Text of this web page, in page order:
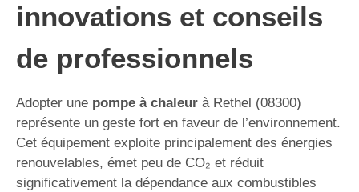
innovations et conseils
de professionnels
Adopter une pompe à chaleur à Rethel (08300)
représente un geste fort en faveur de l’environnement.
Cet équipement exploite principalement des énergies
renouvelables, émet peu de CO₂ et réduit
significativement la dépendance aux combustibles